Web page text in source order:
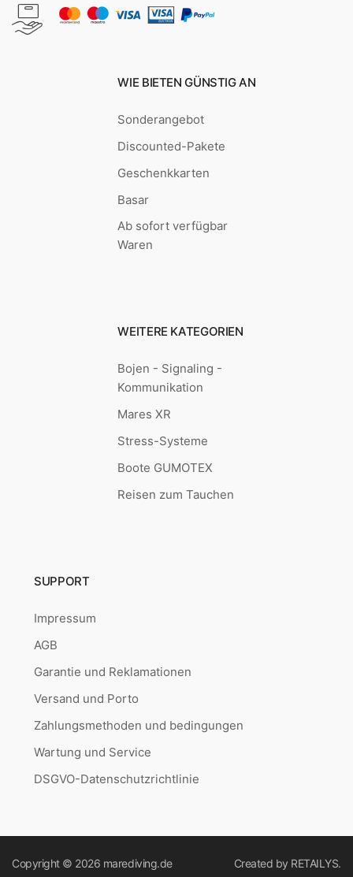
WIE BIETEN GÜNSTIG AN
Sonderangebot
Discounted-Pakete
Geschenkkarten
Basar
Ab sofort verfügbar
Waren
WEITERE KATEGORIEN
Bojen - Signaling -
Kommunikation
Mares XR
Stress-Systeme
Boote GUMOTEX
Reisen zum Tauchen
SUPPORT
Impressum
AGB
Garantie und Reklamationen
Versand und Porto
Zahlungsmethoden und bedingungen
Wartung und Service
DSGVO-Datenschutzrichtlinie
Copyright © 2026 marediving.de Created by RETAILYS.